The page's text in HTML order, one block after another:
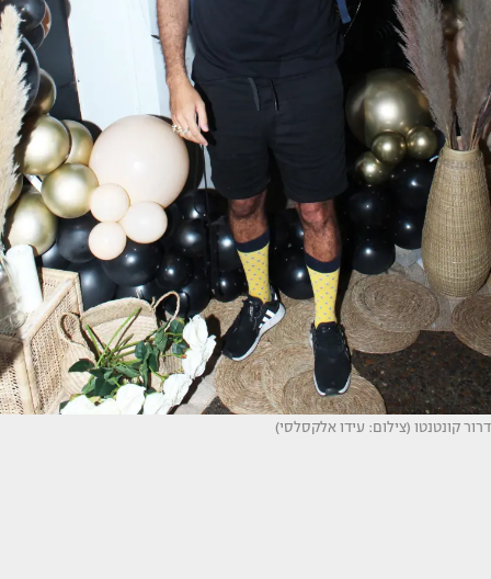
דרור קונטנטו (צילום: עידו אלקסלסי)